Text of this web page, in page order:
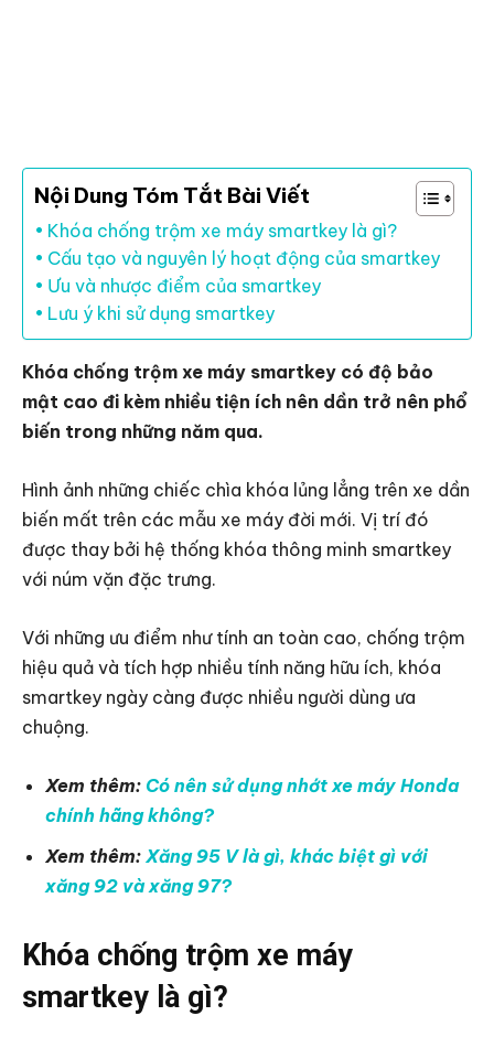
Nội Dung Tóm Tắt Bài Viết
Khóa chống trộm xe máy smartkey là gì?
Cấu tạo và nguyên lý hoạt động của smartkey
Ưu và nhược điểm của smartkey
Lưu ý khi sử dụng smartkey
Khóa chống trộm xe máy smartkey có độ bảo
mật cao đi kèm nhiều tiện ích nên dần trở nên phổ
biến trong những năm qua.
Hình ảnh những chiếc chìa khóa lủng lẳng trên xe dần
biến mất trên các mẫu xe máy đời mới. Vị trí đó
được thay bởi hệ thống khóa thông minh smartkey
với núm vặn đặc trưng.
Với những ưu điểm như tính an toàn cao, chống trộm
hiệu quả và tích hợp nhiều tính năng hữu ích, khóa
smartkey ngày càng được nhiều người dùng ưa
chuộng.
Xem thêm: Có nên sử dụng nhớt xe máy Honda
chính hãng không?
Xem thêm: Xăng 95 V là gì, khác biệt gì với
xăng 92 và xăng 97?
Khóa chống trộm xe máy
smartkey là gì?